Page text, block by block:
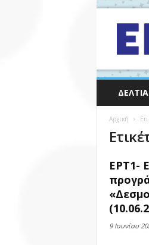
Αρχική
ΕΡΤ1-
9 Ιουνίου